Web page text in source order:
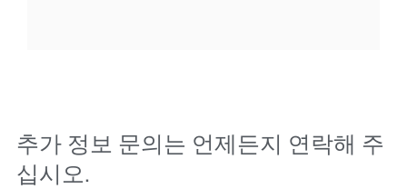
추가 정보 문의는 언제든지 연락해 주
십시오.